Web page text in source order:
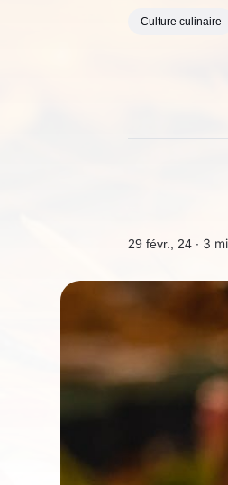
Culture culinaire
29 févr., 24 ∙ 3